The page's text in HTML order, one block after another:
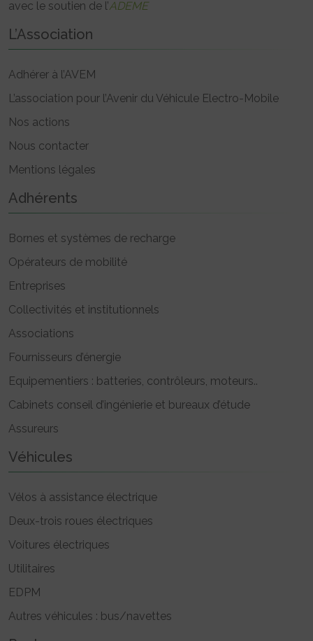
avec le soutien de l’ADEME
L’Association
Adhérer à l’AVEM
L’association pour l’Avenir du Véhicule Electro-Mobile
Nos actions
Nous contacter
Mentions légales
Adhérents
Bornes et systèmes de recharge
Opérateurs de mobilité
Entreprises
Collectivités et institutionnels
Associations
Fournisseurs d’énergie
Equipementiers : batteries, contrôleurs, moteurs..
Cabinets conseil d’ingénierie et bureaux d’étude
Assureurs
Véhicules
Vélos à assistance électrique
Deux-trois roues électriques
Voitures électriques
Utilitaires
EDPM
Autres véhicules : bus/navettes